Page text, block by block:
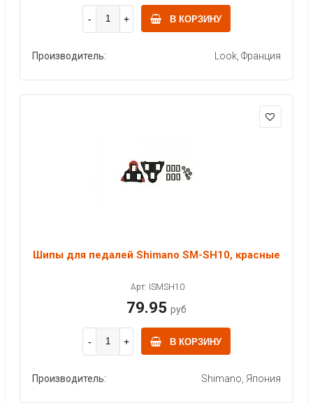
В КОРЗИНУ
Производитель: Look, Франция
Шипы для педалей Shimano SM-SH10, красные
Арт: ISMSH10
79.95 руб
В КОРЗИНУ
Производитель: Shimano, Япония